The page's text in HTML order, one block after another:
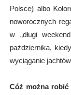
Polsce) albo
noworocznych
w „długi
października,
wyciąganie
Cóż można robić